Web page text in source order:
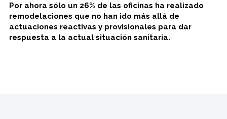
Por ahora sólo un 26% de las oficinas ha realizado
remodelaciones que no han ido más allá de
actuaciones reactivas y provisionales para dar
respuesta a la actual situación sanitaria.